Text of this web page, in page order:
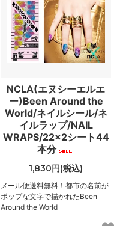
NCLA(エヌシーエルエ
ー)Been Around the
World/ネイルシール/ネ
イルラップ/NAIL
WRAPS/22×2シート44
本分
1,830円(税込)
メール便送料無料！都市の名前が
ポップな文字で描かれたBeen
Around the World